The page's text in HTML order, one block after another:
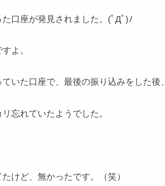
口座が発見されました。(ﾟДﾟ)ﾉ
よ。
いた口座で、最後の振り込みをした後、
忘れていたようでした。
けど、無かったです。（笑）